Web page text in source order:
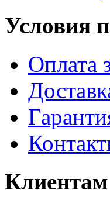
Условия
Оплата
Клиентам